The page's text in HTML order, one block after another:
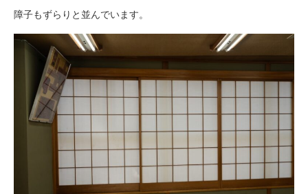
障子もずらりと並んでいます。